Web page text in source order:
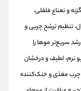
و نعناع فلفلی،
تنظیم ترشح چربی و
سریع‌تر موها را
نرم، لطیف و درخشان
چرب مغذی و خنک‌کننده